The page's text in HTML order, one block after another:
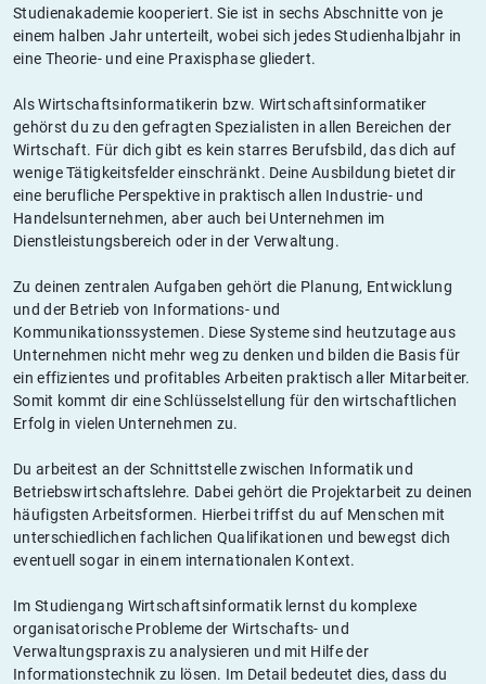
Studienakademie kooperiert. Sie ist in sechs Abschnitte von je
einem halben Jahr unterteilt, wobei sich jedes Studienhalbjahr in
eine Theorie- und eine Praxisphase gliedert.
Als Wirtschaftsinformatikerin bzw. Wirtschaftsinformatiker
gehörst du zu den gefragten Spezialisten in allen Bereichen der
Wirtschaft. Für dich gibt es kein starres Berufsbild, das dich auf
wenige Tätigkeitsfelder einschränkt. Deine Ausbildung bietet dir
eine berufliche Perspektive in praktisch allen Industrie- und
Handelsunternehmen, aber auch bei Unternehmen im
Dienstleistungsbereich oder in der Verwaltung.
Zu deinen zentralen Aufgaben gehört die Planung, Entwicklung
und der Betrieb von Informations- und
Kommunikationssystemen. Diese Systeme sind heutzutage aus
Unternehmen nicht mehr weg zu denken und bilden die Basis für
ein effizientes und profitables Arbeiten praktisch aller Mitarbeiter.
Somit kommt dir eine Schlüsselstellung für den wirtschaftlichen
Erfolg in vielen Unternehmen zu.
Du arbeitest an der Schnittstelle zwischen Informatik und
Betriebswirtschaftslehre. Dabei gehört die Projektarbeit zu deinen
häufigsten Arbeitsformen. Hierbei triffst du auf Menschen mit
unterschiedlichen fachlichen Qualifikationen und bewegst dich
eventuell sogar in einem internationalen Kontext.
Im Studiengang Wirtschaftsinformatik lernst du komplexe
organisatorische Probleme der Wirtschafts- und
Verwaltungspraxis zu analysieren und mit Hilfe der
Informationstechnik zu lösen. Im Detail bedeutet dies, dass du